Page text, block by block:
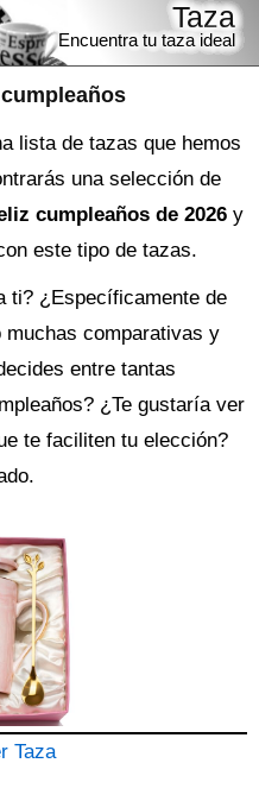
Taza
Encuentra tu taza ideal
lista de tazas que hemos
una selección de
cumpleaños de 2026 y
este tipo de tazas.
ti? ¿Específicamente de
comparativas y
entre tantas
? ¿Te gustaría ver
te faciliten tu elección?
Taza